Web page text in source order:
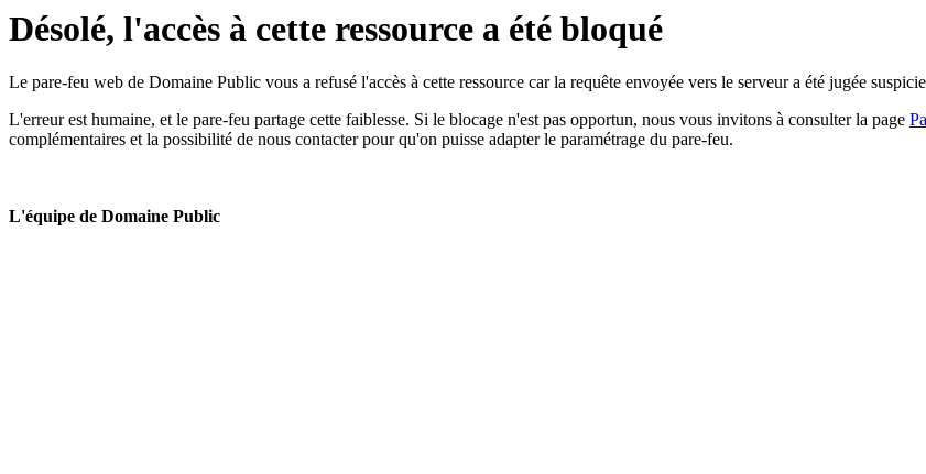
Désolé, l'accès à cette ressource a été bloqué
Le pare-feu web de Domaine Public vous a refusé l'accès à cette ressource car la requête envoyée vers le serveur a été jugée
L'erreur est humaine, et le pare-feu partage cette faiblesse. Si le blocage n'est pas opportun, nous vous invitons à consulter la page
complémentaires et la possibilité de nous contacter pour qu'on puisse adapter le paramétrage du pare-feu.
L'équipe de Domaine Public